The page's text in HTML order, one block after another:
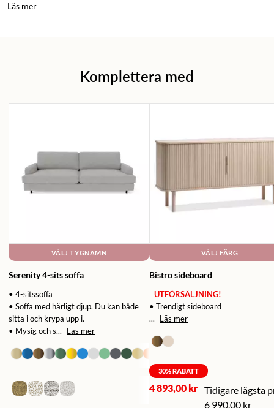
Läs mer
Komplettera med
VÄLJ TYGNAMN
Serenity 4-sits soffa
• 4-sitssoffa
• Soffa med härligt djup. Du kan både
sitta i och krypa upp i.
• Mysig och s...
Läs mer
VÄLJ FÄRG
Bistro sideboard
UTFÖRSÄLJNING!
• Trendigt sideboard
...
Läs mer
30% RABATT
4 893,00 kr
6 990,00 kr